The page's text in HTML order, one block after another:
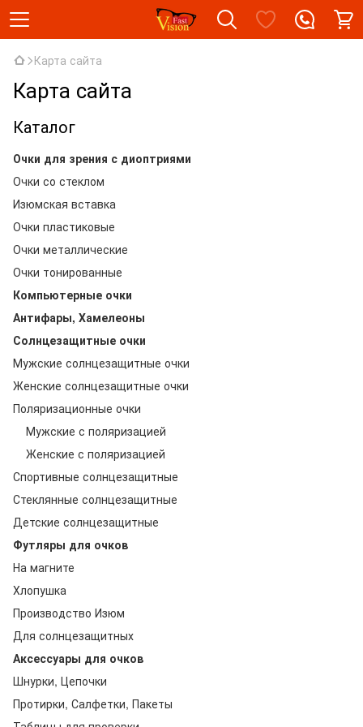
Карта сайта
Карта сайта
Каталог
Очки для зрения с диоптриями
Очки со стеклом
Изюмская вставка
Очки пластиковые
Очки металлические
Очки тонированные
Компьютерные очки
Антифары, Хамелеоны
Солнцезащитные очки
Мужские солнцезащитные очки
Женские солнцезащитные очки
Поляризационные очки
Мужские с поляризацией
Женские с поляризацией
Спортивные солнцезащитные
Стеклянные солнцезащитные
Детские солнцезащитные
Футляры для очков
На магните
Хлопушка
Производство Изюм
Для солнцезащитных
Аксессуары для очков
Шнурки, Цепочки
Протирки, Салфетки, Пакеты